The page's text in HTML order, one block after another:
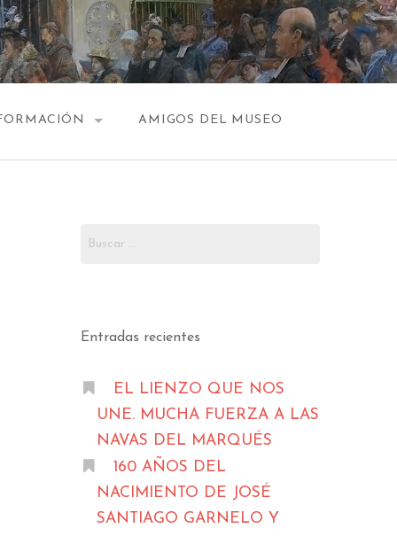
AMIGOS DEL MUSEO
Entradas recientes
EL LIENZO QUE NOS
UNE. MUCHA FUERZA A LAS
NAVAS DEL MARQUÉS
160 AÑOS DEL
NACIMIENTO DE JOSÉ
SANTIAGO GARNELO Y